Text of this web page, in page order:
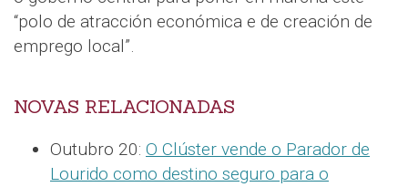
“polo de atracción económica e de creación de
emprego local”.
NOVAS RELACIONADAS
Outubro 20: O Clúster vende o Parador de
Lourido como destino seguro para o